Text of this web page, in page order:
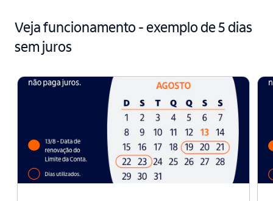
Veja funcionamento - exemplo de 5 dias
sem juros